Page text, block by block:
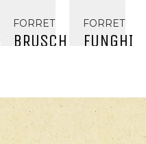
FORRET
BRUSCHETTA
OG
PESTO
FORRET
FUNGHI